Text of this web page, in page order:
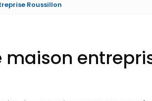
Roussillon
maison